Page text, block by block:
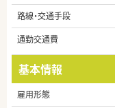
路線・交通手段
通勤交通費
基本情報
雇用形態